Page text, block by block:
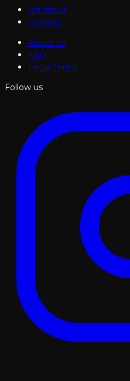
Art News
Contact
About Us
FAQ
Legal Terms
Follow us